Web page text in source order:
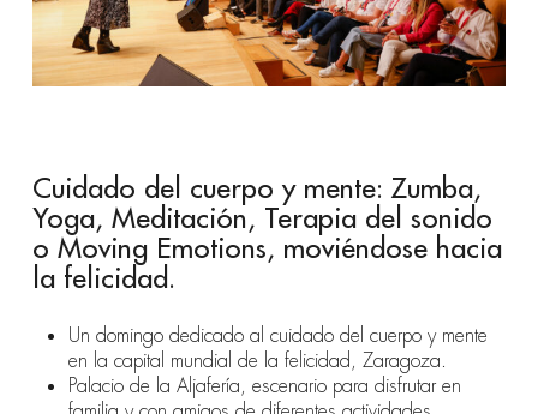
Cuidado del cuerpo y mente: Zumba,
Yoga, Meditación, Terapia del sonido
o Moving Emotions, moviéndose hacia
la felicidad.
Un domingo dedicado al cuidado del cuerpo y mente
en la capital mundial de la felicidad, Zaragoza.
Palacio de la Aljafería, escenario para disfrutar en